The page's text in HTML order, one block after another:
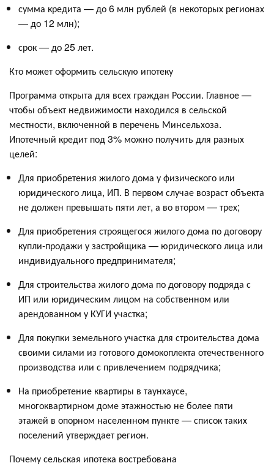
сумма кредита — до 6 млн рублей (в некоторых регионах
— до 12 млн);
срок — до 25 лет.
Кто может оформить сельскую ипотеку
Программа открыта для всех граждан России. Главное —
чтобы объект недвижимости находился в сельской
местности, включенной в перечень Минсельхоза.
Ипотечный кредит под 3% можно получить для разных
целей:
Для приобретения жилого дома у физического или
юридического лица, ИП. В первом случае возраст объекта
не должен превышать пяти лет, а во втором — трех;
Для приобретения строящегося жилого дома по договору
купли-продажи у застройщика — юридического лица или
индивидуального предпринимателя;
Для строительства жилого дома по договору подряда с
ИП или юридическим лицом на собственном или
арендованном у КУГИ участка;
Для покупки земельного участка для строительства дома
своими силами из готового домокоплекта отечественного
производства или с привлечением подрядчика;
На приобретение квартиры в таунхаусе,
многоквартирном доме этажностью не более пяти
этажей в опорном населенном пункте — список таких
поселений утверждает регион.
Почему сельская ипотека востребована